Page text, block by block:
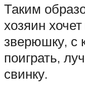
Таким
хозяин
зверюшку, с
поиграть,
свинку.